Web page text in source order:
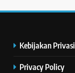
Kebijakan Privasi
Privacy Policy